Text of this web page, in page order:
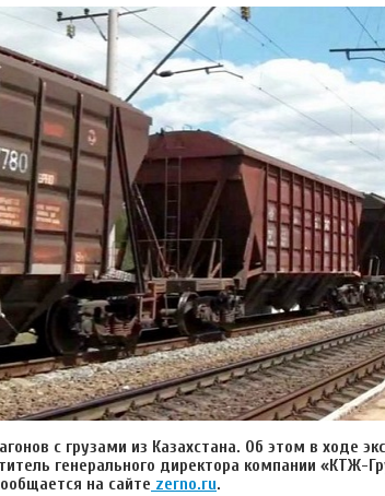
с грузами из Казахстана. Об этом в ходе
генерального директора компании «КТЖ-
на сайте zerno.ru.